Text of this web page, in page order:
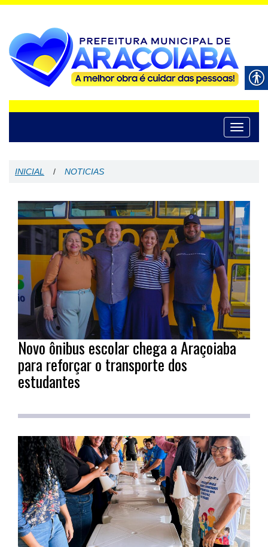
Toggle
INICIAL / NOTICIAS
Novo ônibus escolar chega a Araçoiaba
para reforçar o transporte dos
estudantes